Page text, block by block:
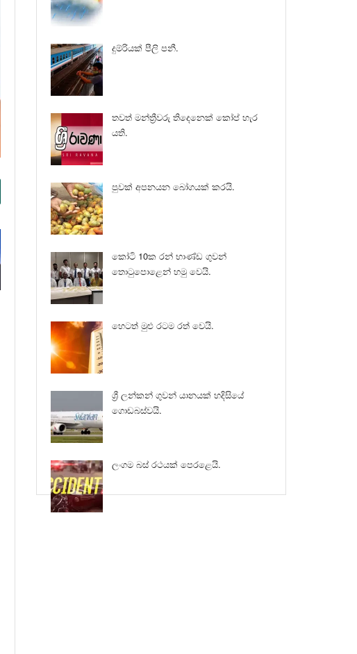
දුම්රියක් පීලි පනී.
තවත් මන්ත්‍රීවරු තිදෙනෙක් කෝප් හැර
යති.
පුවක් අපනයන බෝගයක් කරයි.
කෝටි 10ක රන් භාණ්ඩ ගුවන්
තොටුපොළෙන් හමු වෙයි.
හෙටත් මුළු රටම රත් වෙයි.
ශ්‍රී ලන්කන් ගුවන් යානයක් හදිසියේ
ගොඩබස්වයි.
ලංගම බස් රථයක් පෙරළෙයි.